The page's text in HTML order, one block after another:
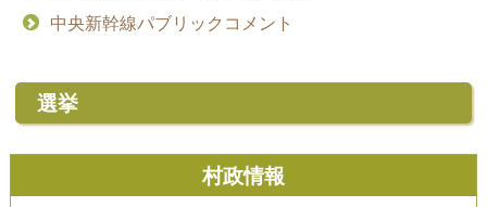
中央新幹線パブリックコメント
選挙
村政情報